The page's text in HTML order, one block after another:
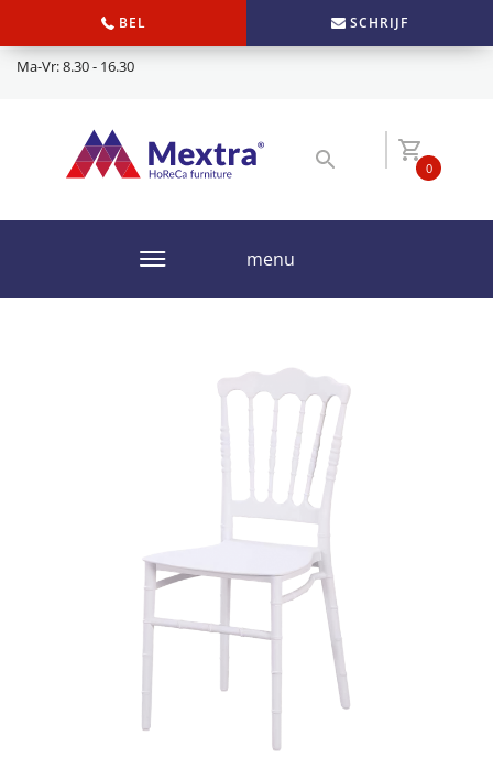
BEL SCHRIJF
Ma-Vr: 8.30 - 16.30
0
menu